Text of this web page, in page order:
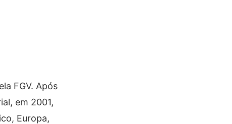
FGV. Após
em 2001,
Europa,